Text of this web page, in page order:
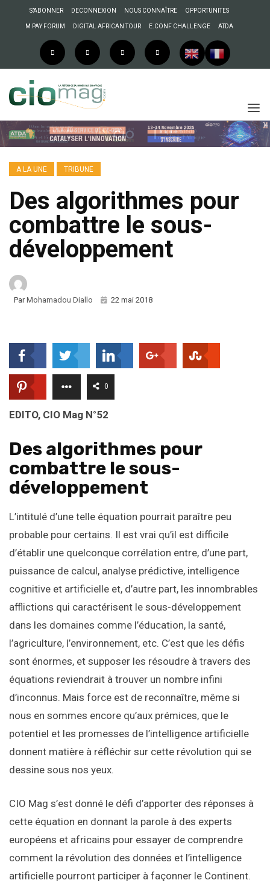
S’ABONNER DECONNEXION NOUS CONNAÎTRE OPPORTUNITES
M PAY FORUM DIGITAL AFRICAN TOUR E.CONF CHALLENGE ATDA
A LA UNE TRIBUNE
Des algorithmes pour
combattre le sous-
développement
ParMohamadou Diallo 22 mai 2018
0
EDITO, CIO Mag N°52
Des algorithmes pour
combattre le sous-
développement
L’intitulé d’une telle équation pourrait paraître peu
probable pour certains. Il est vrai qu’il est difficile
d’établir une quelconque corrélation entre, d’une part,
puissance de calcul, analyse prédictive, intelligence
cognitive et artificielle et, d’autre part, les innombrables
afflictions qui caractérisent le sous-développement
dans les domaines comme l’éducation, la santé,
l’agriculture, l’environnement, etc. C’est que les défis
sont énormes, et supposer les résoudre à travers des
équations reviendrait à trouver un nombre infini
d’inconnus. Mais force est de reconnaître, même si
nous en sommes encore qu’aux prémices, que le
potentiel et les promesses de l’intelligence artificielle
donnent matière à réfléchir sur cette révolution qui se
dessine sous nos yeux.
CIO Mag s’est donné le défi d’apporter des réponses à
cette équation en donnant la parole à des experts
européens et africains pour essayer de comprendre
comment la révolution des données et l’intelligence
artificielle pourront participer à façonner le Continent.